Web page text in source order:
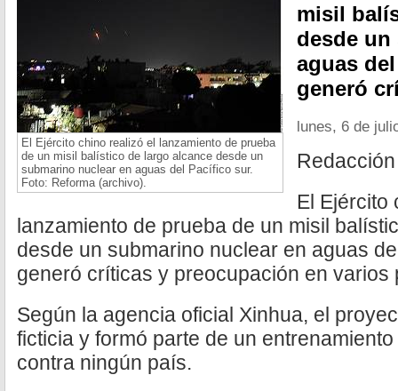
El Ejército chino realizó el lanzamiento de prueba
de un misil balístico de largo alcance desde un
submarino nuclear en aguas del Pacífico sur.
Foto: Reforma (archivo).
misil
desde
aguas
generó
lunes, 6 de
Redacción
El Ejército
lanzamiento de prueba de un misil
desde un submarino nuclear en aguas
generó críticas y preocupación en varios
Según la agencia oficial Xinhua, el
ficticia y formó parte de un
contra ningún país.